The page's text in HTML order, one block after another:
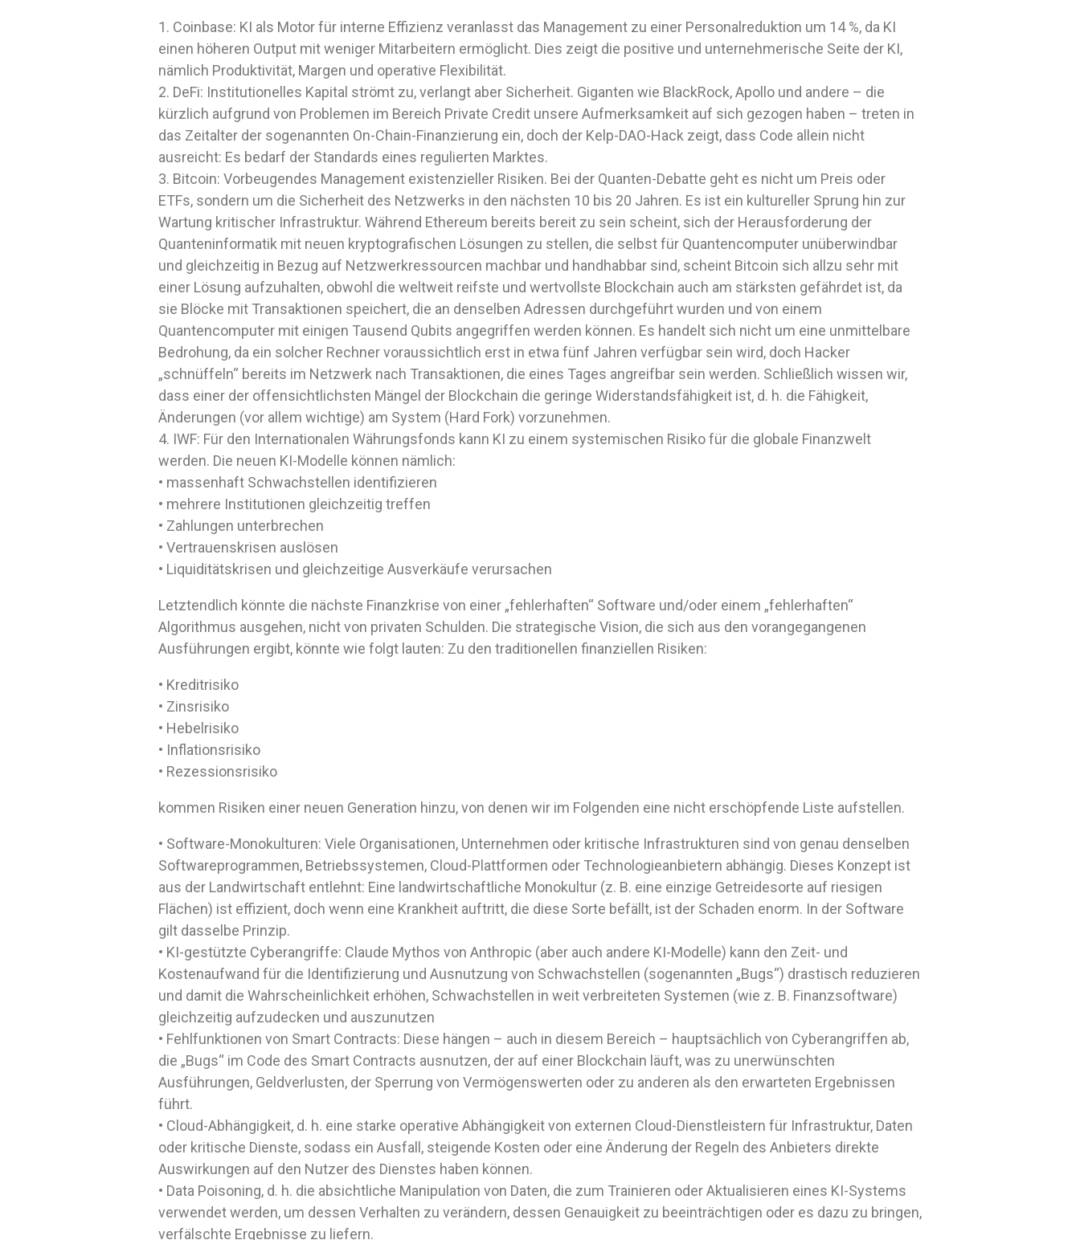
1. Coinbase: KI als Motor für interne Effizienz veranlasst das Management zu einer Personalreduktion um 14 %, da KI
einen höheren Output mit weniger Mitarbeitern ermöglicht. Dies zeigt die positive und unternehmerische Seite der KI,
nämlich Produktivität, Margen und operative Flexibilität.
2. DeFi: Institutionelles Kapital strömt zu, verlangt aber Sicherheit. Giganten wie BlackRock, Apollo und andere – die
kürzlich aufgrund von Problemen im Bereich Private Credit unsere Aufmerksamkeit auf sich gezogen haben – treten in
das Zeitalter der sogenannten On-Chain-Finanzierung ein, doch der Kelp-DAO-Hack zeigt, dass Code allein nicht
ausreicht: Es bedarf der Standards eines regulierten Marktes.
3. Bitcoin: Vorbeugendes Management existenzieller Risiken. Bei der Quanten-Debatte geht es nicht um Preis oder
ETFs, sondern um die Sicherheit des Netzwerks in den nächsten 10 bis 20 Jahren. Es ist ein kultureller Sprung hin zur
Wartung kritischer Infrastruktur. Während Ethereum bereits bereit zu sein scheint, sich der Herausforderung der
Quanteninformatik mit neuen kryptografischen Lösungen zu stellen, die selbst für Quantencomputer unüberwindbar
und gleichzeitig in Bezug auf Netzwerkressourcen machbar und handhabbar sind, scheint Bitcoin sich allzu sehr mit
einer Lösung aufzuhalten, obwohl die weltweit reifste und wertvollste Blockchain auch am stärksten gefährdet ist, da
sie Blöcke mit Transaktionen speichert, die an denselben Adressen durchgeführt wurden und von einem
Quantencomputer mit einigen Tausend Qubits angegriffen werden können. Es handelt sich nicht um eine unmittelbare
Bedrohung, da ein solcher Rechner voraussichtlich erst in etwa fünf Jahren verfügbar sein wird, doch Hacker
„schnüffeln“ bereits im Netzwerk nach Transaktionen, die eines Tages angreifbar sein werden. Schließlich wissen wir,
dass einer der offensichtlichsten Mängel der Blockchain die geringe Widerstandsfähigkeit ist, d. h. die Fähigkeit,
Änderungen (vor allem wichtige) am System (Hard Fork) vorzunehmen.
4. IWF: Für den Internationalen Währungsfonds kann KI zu einem systemischen Risiko für die globale Finanzwelt
werden. Die neuen KI-Modelle können nämlich:
• massenhaft Schwachstellen identifizieren
• mehrere Institutionen gleichzeitig treffen
• Zahlungen unterbrechen
• Vertrauenskrisen auslösen
• Liquiditätskrisen und gleichzeitige Ausverkäufe verursachen
Letztendlich könnte die nächste Finanzkrise von einer „fehlerhaften“ Software und/oder einem „fehlerhaften“
Algorithmus ausgehen, nicht von privaten Schulden. Die strategische Vision, die sich aus den vorangegangenen
Ausführungen ergibt, könnte wie folgt lauten: Zu den traditionellen finanziellen Risiken:
• Kreditrisiko
• Zinsrisiko
• Hebelrisiko
• Inflationsrisiko
• Rezessionsrisiko
kommen Risiken einer neuen Generation hinzu, von denen wir im Folgenden eine nicht erschöpfende Liste aufstellen.
• Software-Monokulturen: Viele Organisationen, Unternehmen oder kritische Infrastrukturen sind von genau denselben
Softwareprogrammen, Betriebssystemen, Cloud-Plattformen oder Technologieanbietern abhängig. Dieses Konzept ist
aus der Landwirtschaft entlehnt: Eine landwirtschaftliche Monokultur (z. B. eine einzige Getreidesorte auf riesigen
Flächen) ist effizient, doch wenn eine Krankheit auftritt, die diese Sorte befällt, ist der Schaden enorm. In der Software
gilt dasselbe Prinzip.
• KI-gestützte Cyberangriffe: Claude Mythos von Anthropic (aber auch andere KI-Modelle) kann den Zeit- und
Kostenaufwand für die Identifizierung und Ausnutzung von Schwachstellen (sogenannten „Bugs“) drastisch reduzieren
und damit die Wahrscheinlichkeit erhöhen, Schwachstellen in weit verbreiteten Systemen (wie z. B. Finanzsoftware)
gleichzeitig aufzudecken und auszunutzen
• Fehlfunktionen von Smart Contracts: Diese hängen – auch in diesem Bereich – hauptsächlich von Cyberangriffen ab,
die „Bugs“ im Code des Smart Contracts ausnutzen, der auf einer Blockchain läuft, was zu unerwünschten
Ausführungen, Geldverlusten, der Sperrung von Vermögenswerten oder zu anderen als den erwarteten Ergebnissen
führt.
• Cloud-Abhängigkeit, d. h. eine starke operative Abhängigkeit von externen Cloud-Dienstleistern für Infrastruktur, Daten
oder kritische Dienste, sodass ein Ausfall, steigende Kosten oder eine Änderung der Regeln des Anbieters direkte
Auswirkungen auf den Nutzer des Dienstes haben können.
• Data Poisoning, d. h. die absichtliche Manipulation von Daten, die zum Trainieren oder Aktualisieren eines KI-Systems
verwendet werden, um dessen Verhalten zu verändern, dessen Genauigkeit zu beeinträchtigen oder es dazu zu bringen,
verfälschte Ergebnisse zu liefern.